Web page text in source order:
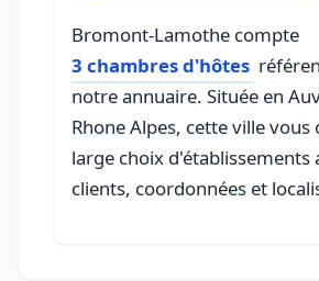
Bromont-Lamothe compte
3 chambres d'hôtes
notre annuaire. Située en
Rhone Alpes, cette ville vous
large choix d'établissements
clients, coordonnées et